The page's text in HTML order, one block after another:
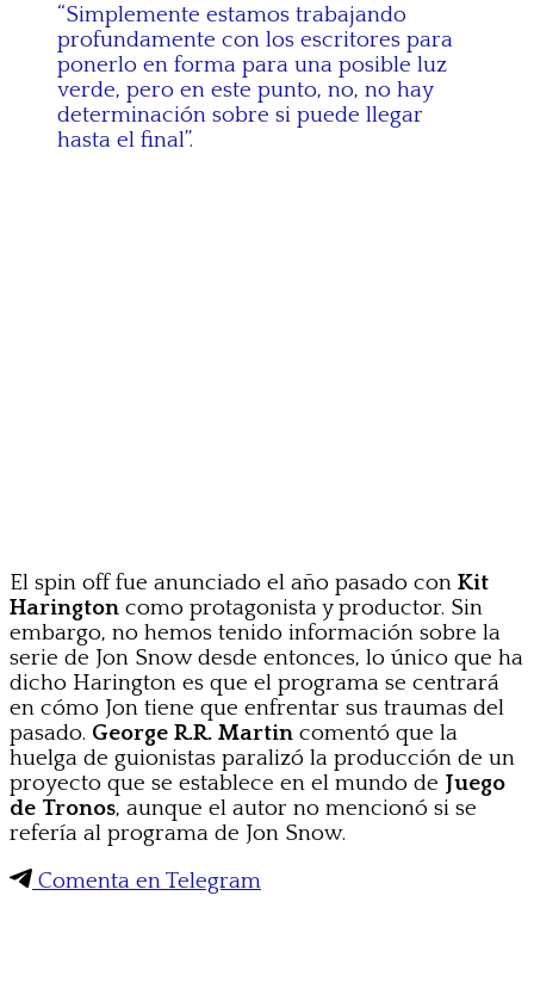
“Simplemente estamos trabajando
profundamente con los escritores para
ponerlo en forma para una posible luz
verde, pero en este punto, no, no hay
determinación sobre si puede llegar
hasta el final”.
El spin off fue anunciado el año pasado con Kit
Harington como protagonista y productor. Sin
embargo, no hemos tenido información sobre la
serie de Jon Snow desde entonces, lo único que ha
dicho Harington es que el programa se centrará
en cómo Jon tiene que enfrentar sus traumas del
pasado. George R.R. Martin comentó que la
huelga de guionistas paralizó la producción de un
proyecto que se establece en el mundo de Juego
de Tronos, aunque el autor no mencionó si se
refería al programa de Jon Snow.
Comenta en Telegram